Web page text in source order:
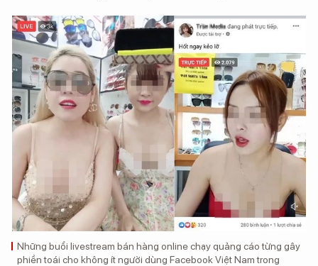
Những buổi livestream bán hàng online chạy quảng cáo từng gây
phiền toái cho không ít người dùng Facebook Việt Nam trong